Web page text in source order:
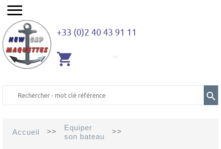
+33 (0)2 40 43 91 11
Accueil >>
Equiper
son bateau
>>